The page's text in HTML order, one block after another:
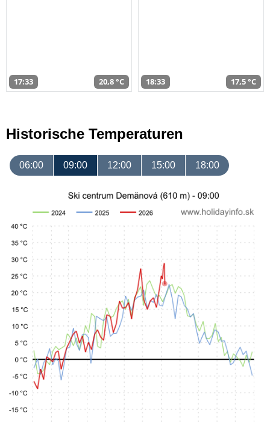
17:33 20,8 °C 18:33 17,5 °C
Historische Temperaturen
06:00 09:00 12:00 15:00 18:00